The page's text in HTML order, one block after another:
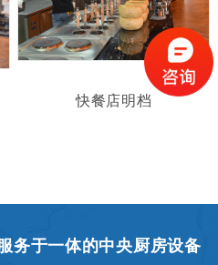
快餐店明档
务于一体的中央厨房设备